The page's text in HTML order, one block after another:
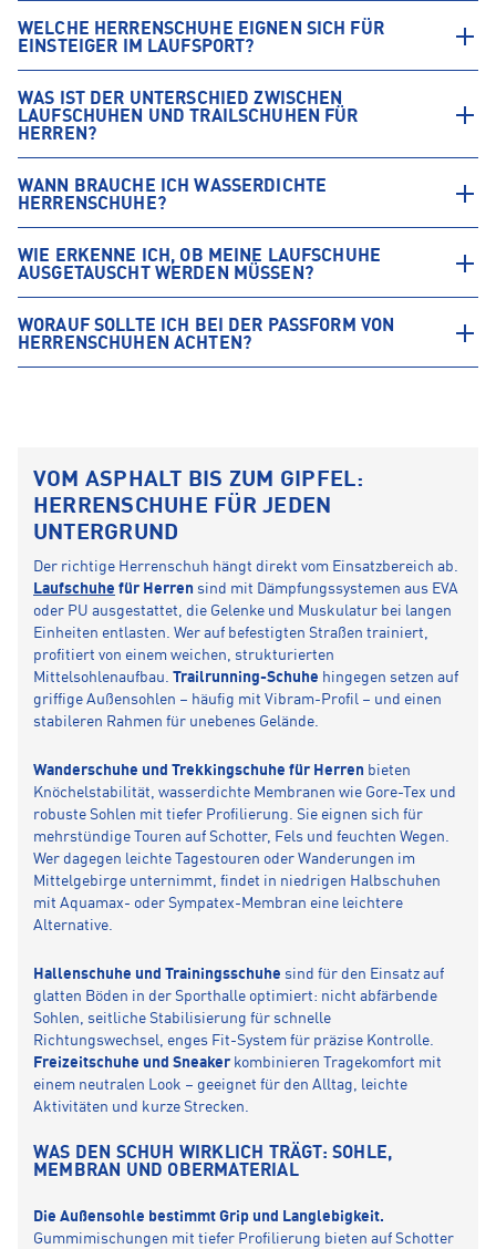
WELCHE HERRENSCHUHE EIGNEN SICH FÜR
EINSTEIGER IM LAUFSPORT?
WAS IST DER UNTERSCHIED ZWISCHEN
LAUFSCHUHEN UND TRAILSCHUHEN FÜR
HERREN?
WANN BRAUCHE ICH WASSERDICHTE
HERRENSCHUHE?
WIE ERKENNE ICH, OB MEINE LAUFSCHUHE
AUSGETAUSCHT WERDEN MÜSSEN?
WORAUF SOLLTE ICH BEI DER PASSFORM VON
HERRENSCHUHEN ACHTEN?
VOM ASPHALT BIS ZUM GIPFEL:
HERRENSCHUHE FÜR JEDEN
UNTERGRUND
Der richtige Herrenschuh hängt direkt vom Einsatzbereich ab.
Laufschuhe für Herren sind mit Dämpfungssystemen aus EVA
oder PU ausgestattet, die Gelenke und Muskulatur bei langen
Einheiten entlasten. Wer auf befestigten Straßen trainiert,
profitiert von einem weichen, strukturierten
Mittelsohlenaufbau. Trailrunning-Schuhe hingegen setzen auf
griffige Außensohlen – häufig mit Vibram-Profil – und einen
stabileren Rahmen für unebenes Gelände.
Wanderschuhe und Trekkingschuhe für Herren bieten
Knöchelstabilität, wasserdichte Membranen wie Gore-Tex und
robuste Sohlen mit tiefer Profilierung. Sie eignen sich für
mehrstündige Touren auf Schotter, Fels und feuchten Wegen.
Wer dagegen leichte Tagestouren oder Wanderungen im
Mittelgebirge unternimmt, findet in niedrigen Halbschuhen
mit Aquamax- oder Sympatex-Membran eine leichtere
Alternative.
Hallenschuhe und Trainingsschuhe sind für den Einsatz auf
glatten Böden in der Sporthalle optimiert: nicht abfärbende
Sohlen, seitliche Stabilisierung für schnelle
Richtungswechsel, enges Fit-System für präzise Kontrolle.
Freizeitschuhe und Sneakerkombinieren Tragekomfort mit
einem neutralen Look – geeignet für den Alltag, leichte
Aktivitäten und kurze Strecken.
WAS DEN SCHUH WIRKLICH TRÄGT: SOHLE,
MEMBRAN UND OBERMATERIAL
Die Außensohle bestimmt Grip und Langlebigkeit.
Gummimischungen mit tiefer Profilierung bieten auf Schotter